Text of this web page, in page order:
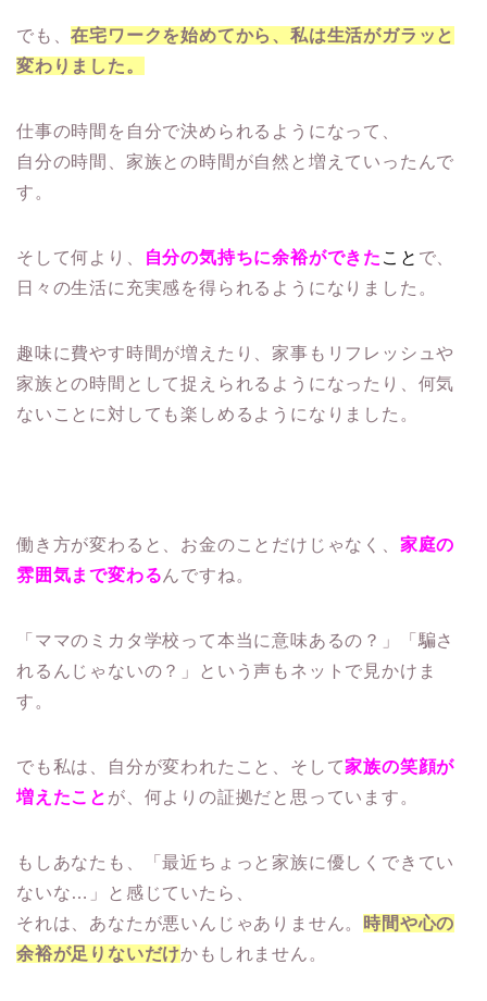
でも、在宅ワークを始めてから、私は生活がガラッと
変わりました。
仕事の時間を自分で決められるようになって、
自分の時間、家族との時間が自然と増えていったんで
す。
そして何より、 自分の気持ちに余裕ができた こと で、
日々の生活に充実感を得られるようになりました。
趣味に費やす時間が増えたり、家事もリフレッシュや
家族との時間として捉えられるようになったり、何気
ないことに対しても楽しめるようになりました。
働き方が変わると、お金のことだけじゃなく、 家庭の
雰囲気まで変わるんですね。
「ママのミカタ学校って本当に意味あるの？」「騙さ
れるんじゃないの？」という声もネットで見かけま
す。
でも私は、自分が変われたこと、そして家族の笑顔が
増えたこと が、何よりの証拠だと思っています。
もしあなたも、「最近ちょっと家族に優しくできてい
ないな…」と感じていたら、
それは、あなたが悪いんじゃありません。
時間や心の
余裕が足りないだけかもしれません。